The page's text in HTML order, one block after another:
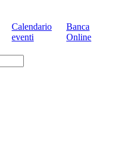
Calendario
eventi
Banca
Online